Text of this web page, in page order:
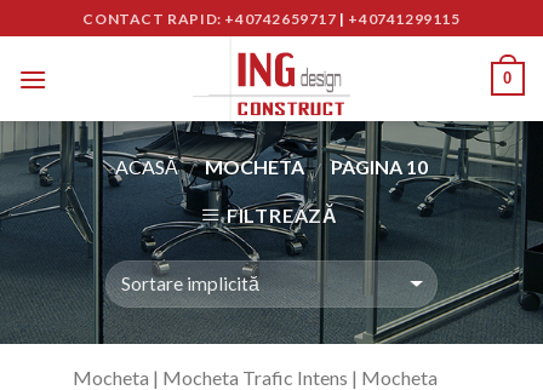
content
CONTACT RAPID: +40742659717 | +40741299115
0
ACASĂ / MOCHETA / PAGINA 10
FILTREAZĂ
Mocheta | Mocheta Trafic Intens | Mocheta